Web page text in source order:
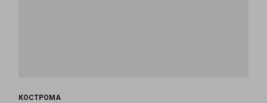
КОСТРОМА